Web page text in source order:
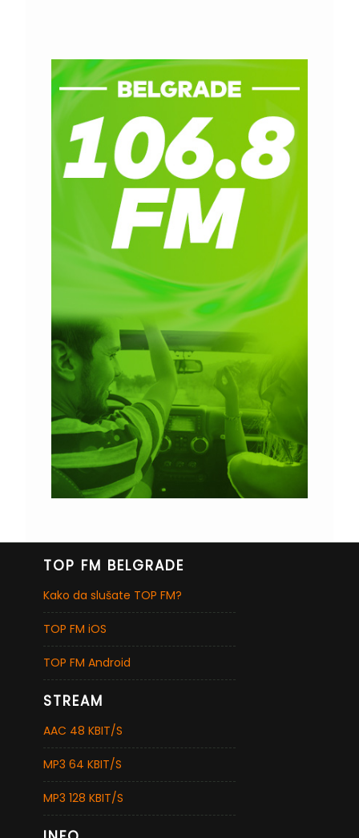
TOP FM BELGRADE
Kako da slušate TOP FM?
TOP FM iOS
TOP FM Android
STREAM
AAC 48 KBIT/S
MP3 64 KBIT/S
MP3 128 KBIT/S